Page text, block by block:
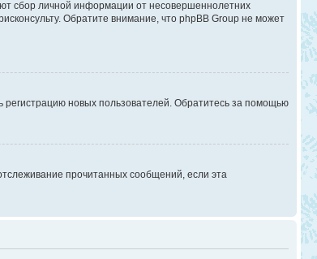
сбор личной информации от несовершеннолетних
Обратите внимание, что phpBB Group не может
новых пользователей. Обратитесь за помощью
прочитанных сообщений, если эта